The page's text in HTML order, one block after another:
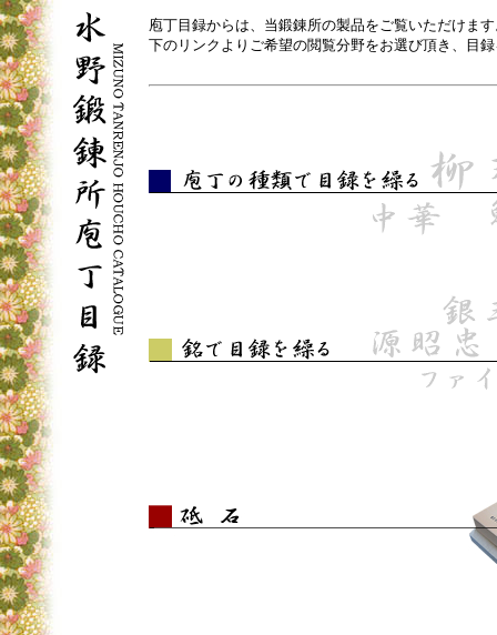
庖丁目録からは、当鍛錬所の製品をご覧いただけま
下のリンクよりご希望の閲覧分野をお選び頂き、目